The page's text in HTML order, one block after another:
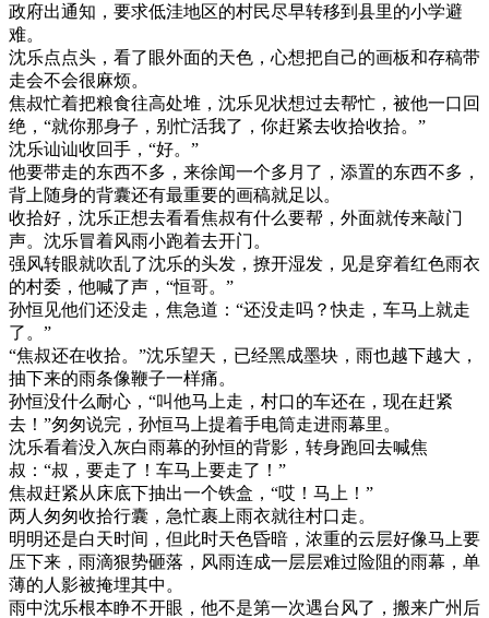
政府出通知，要求低洼地区的村民尽早转移到县里的小学避
难。
沈乐点点头，看了眼外面的天色，心想把自己的画板和存稿带
走会不会很麻烦。
焦叔忙着把粮食往高处堆，沈乐见状想过去帮忙，被他一口回
绝，“就你那身子，别忙活我了，你赶紧去收拾收拾。”
沈乐讪讪收回手，“好。”
他要带走的东西不多，来徐闻一个多月了，添置的东西不多，
背上随身的背囊还有最重要的画稿就足以。
收拾好，沈乐正想去看看焦叔有什么要帮，外面就传来敲门
声。沈乐冒着风雨小跑着去开门。
强风转眼就吹乱了沈乐的头发，撩开湿发，见是穿着红色雨衣
的村委，他喊了声，“恒哥。”
孙恒见他们还没走，焦急道：“还没走吗？快走，车马上就走
了。”
“焦叔还在收拾。”沈乐望天，已经黑成墨块，雨也越下越大，
抽下来的雨条像鞭子一样痛。
孙恒没什么耐心，“叫他马上走，村口的车还在，现在赶紧
去！”匆匆说完，孙恒马上提着手电筒走进雨幕里。
沈乐看着没入灰白雨幕的孙恒的背影，转身跑回去喊焦
叔：“叔，要走了！车马上要走了！”
焦叔赶紧从床底下抽出一个铁盒，“哎！马上！”
两人匆匆收拾行囊，急忙裹上雨衣就往村口走。
明明还是白天时间，但此时天色昏暗，浓重的云层好像马上要
压下来，雨滴狠势砸落，风雨连成一层层难过险阻的雨幕，单
薄的人影被掩埋其中。
雨中沈乐根本睁不开眼，他不是第一次遇台风了，搬来广州后